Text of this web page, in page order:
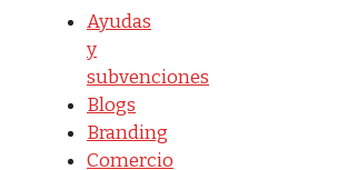
Ayudas
y
subvenciones
Blogs
Branding
Comercio